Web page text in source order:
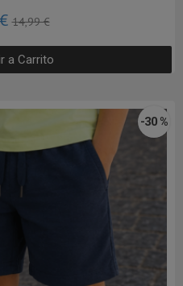
14,99 €
a Carrito
-30 %